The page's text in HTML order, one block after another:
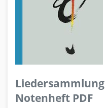
Liedersammlung
Notenheft PDF